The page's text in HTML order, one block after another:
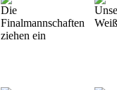
Die
Finalmannschaften
ziehen ein
Weiß